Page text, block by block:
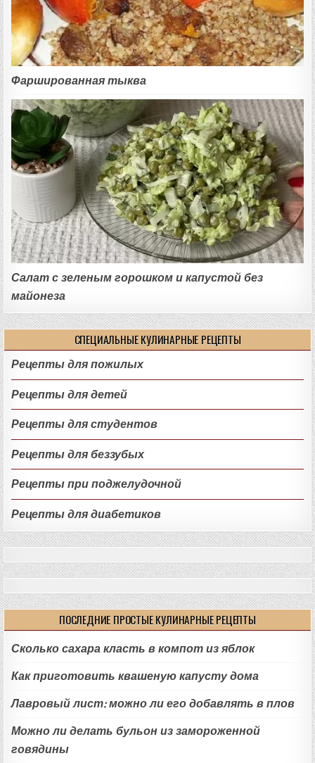
Фаршированная тыква
Салат с зеленым горошком и капустой без
майонеза
СПЕЦИАЛЬНЫЕ КУЛИНАРНЫЕ РЕЦЕПТЫ
Рецепты для пожилых
Рецепты для детей
Рецепты для студентов
Рецепты для беззубых
Рецепты при поджелудочной
Рецепты для диабетиков
ПОСЛЕДНИЕ ПРОСТЫЕ КУЛИНАРНЫЕ РЕЦЕПТЫ
Сколько сахара класть в компот из яблок
Как приготовить квашеную капусту дома
Лавровый лист: можно ли его добавлять в плов
Можно ли делать бульон из замороженной
говядины